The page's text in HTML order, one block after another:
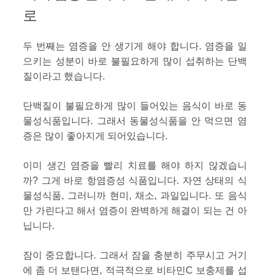
로
두 번째는 염증을 안 생기게 해야 합니다. 염증을 일
으키는 성분이 바로 불필요하게 많이 섭취하는 단백
질이라고 했습니다.
단백질이 불필요하게 많이 들어있는 음식이 바로 동
물성식품입니다. 그래서 동물성식품을 안 먹으면 염
증은 많이 좋아지게 되어있습니다.
이미 생긴 염증을 빨리 치료를 해야 하지 않겠습니
까? 그게 바로 항염증성 식품입니다. 자연 상태의 식
물성식품, 그러니까 현미, 채소, 과일입니다. 또 음식
만 가린다고 해서 염증이 완벽하게 해결이 되는 건 아
닙니다.
잠이 중요합니다. 그래서 잠을 충분히 주무시고 거기
에 좀 더 보탠다면, 적극적으로 비타민C 보충제를 섭